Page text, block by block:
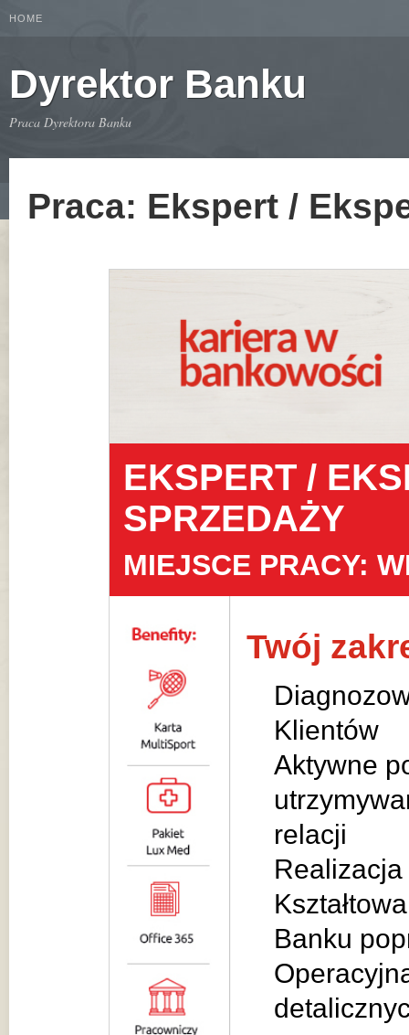
HOME
Dyrektor Banku
Praca Dyrektora Banku
Praca: Ekspert /
EKSPERT /
SPRZEDAŻY
MIEJSCE PRACY:
Twój
Klientów
Aktywne
relacji
Banku